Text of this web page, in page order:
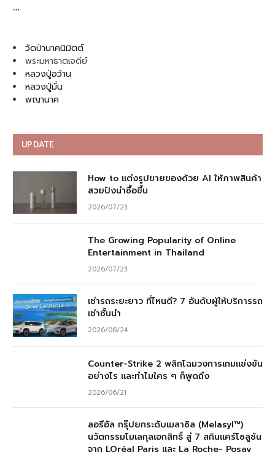
…
วัดป่านาคนิมิตต์
พระมหาธาตเจดีย์
หลวงปู่อว้าน
หลวงปู่มั่น
พญานาค
UPDATE
How to แต่งรูปขายของด้วย AI ให้ภาพสินค้า
สวยปังน่าซื้อขึ้น
2026/07/23
The Growing Popularity of Online
Entertainment in Thailand
2026/07/23
เช่ารถระยะยาว ที่ไหนดี? 7 อันดับผู้ให้บริการรถ
เช่าชั้นนำ
2026/06/24
Counter-Strike 2 พลิกโฉมวงการเกมแข่งขัน
อย่างไร และทำไมใคร ๆ ก็พูดถึง
2026/06/21
ลอรีอัล กรุ๊ปยกระดับเมลาซิล (Melasyl™)
นวัตกรรมโมเลกุลเอกสิทธิ์ สู่ 7 สกินแคร์โซลูชัน
จาก LOréal Paris และ La Roche- Posay